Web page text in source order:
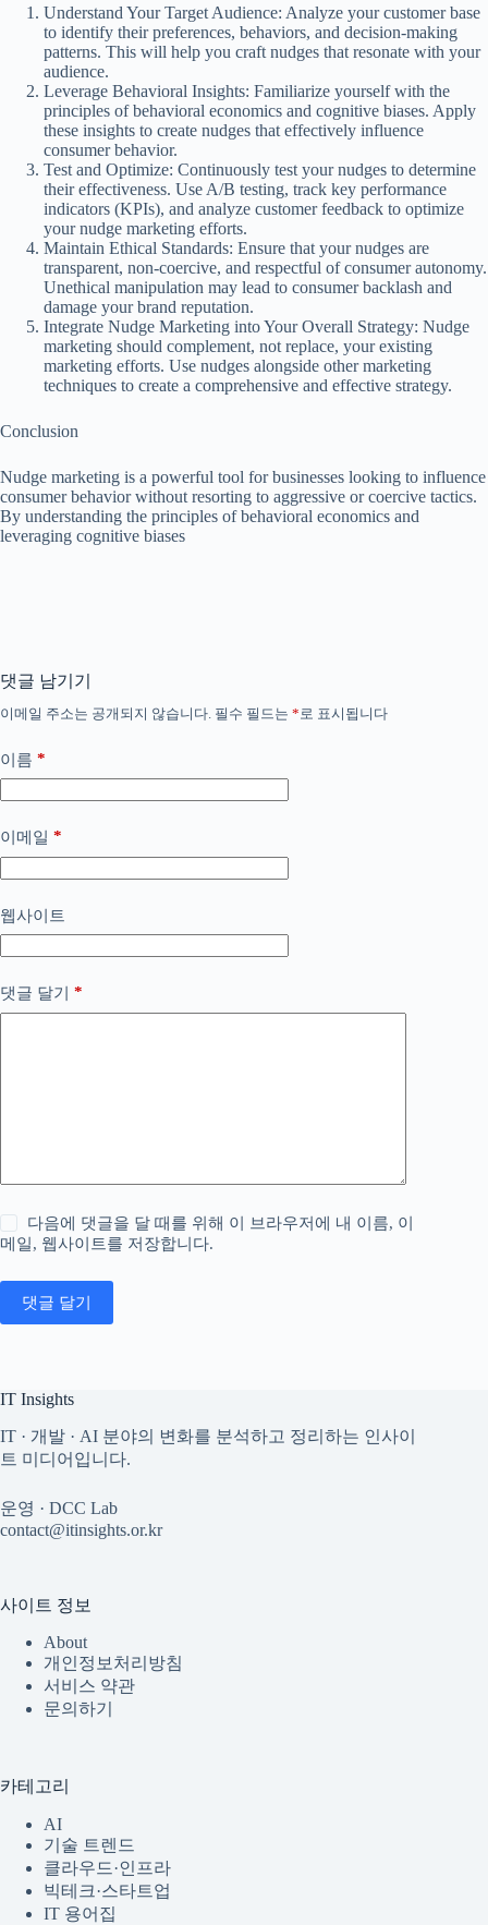
Understand Your Target Audience: Analyze your customer base
to identify their preferences, behaviors, and decision-making
patterns. This will help you craft nudges that resonate with your
audience.
Leverage Behavioral Insights: Familiarize yourself with the
principles of behavioral economics and cognitive biases. Apply
these insights to create nudges that effectively influence
consumer behavior.
Test and Optimize: Continuously test your nudges to determine
their effectiveness. Use A/B testing, track key performance
indicators (KPIs), and analyze customer feedback to optimize
your nudge marketing efforts.
Maintain Ethical Standards: Ensure that your nudges are
transparent, non-coercive, and respectful of consumer autonomy.
Unethical manipulation may lead to consumer backlash and
damage your brand reputation.
Integrate Nudge Marketing into Your Overall Strategy: Nudge
marketing should complement, not replace, your existing
marketing efforts. Use nudges alongside other marketing
techniques to create a comprehensive and effective strategy.
Conclusion
Nudge marketing is a powerful tool for businesses looking to influence
consumer behavior without resorting to aggressive or coercive tactics.
By understanding the principles of behavioral economics and
leveraging cognitive biases
댓글 남기기
이메일 주소는 공개되지 않습니다. 필수 필드는 * 로 표시됩니다
이름 *
이메일 *
웹사이트
댓글 달기 *
다음에 댓글을 달 때를 위해 이 브라우저에 내 이름, 이
메일, 웹사이트를 저장합니다.
댓글 달기
IT Insights
IT · 개발 · AI 분야의 변화를 분석하고 정리하는 인사이
트 미디어입니다.
운영 · DCC Lab
contact@itinsights.or.kr
사이트 정보
About
개인정보처리방침
서비스 약관
문의하기
카테고리
AI
기술 트렌드
클라우드·인프라
빅테크·스타트업
IT 용어집